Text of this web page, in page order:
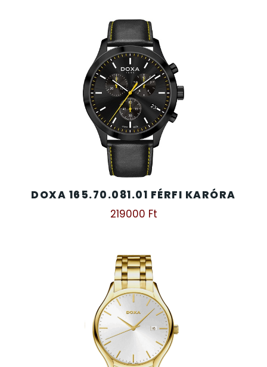
DOXA 165.70.081.01 FÉRFI KARÓRA
219000 Ft
ZSOLNAY PORCELÁN